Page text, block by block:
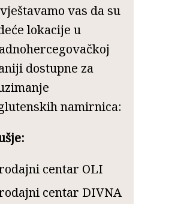
vas da su
lokacije u
dostupne za
namirnica:
centar OLI
centar DIVNA